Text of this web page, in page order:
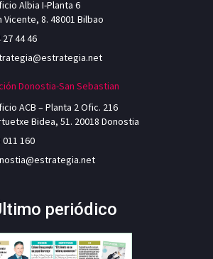
Albia I-Planta 6
Vicente, 8. 48001 Bilbao
27 44 46
Donostia-San Sebastian
ACB – Planta 2 Ofic. 216
Bidea, 51. 20018 Donostia
011 160
periódico